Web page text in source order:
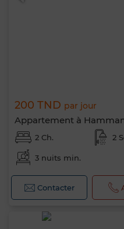
200 TND par jour
Appartement à
2 Ch. 2
3 nuits min.
Contacter
Bonjour, je suis